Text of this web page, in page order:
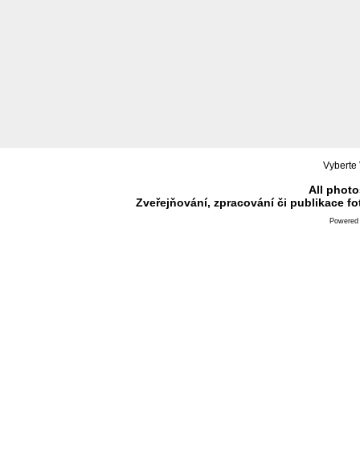
Vyberte
All
Zveřejňování, zpracování či publikace